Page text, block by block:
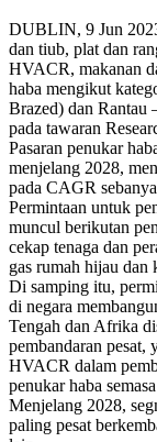
DUBLIN, 9 Jun
dan tiub, plat dan
HVACR, makanan
haba mengikut
Brazed) dan Rantau
pada tawaran
Pasaran penukar
menjelang 2028,
pada CAGR
Permintaan untuk
muncul berikutan
cekap tenaga dan
gas rumah hijau dan
Di samping itu,
di negara
Tengah dan Afrika
pembandaran pesat,
HVACR dalam
penukar haba
Menjelang 2028,
paling pesat